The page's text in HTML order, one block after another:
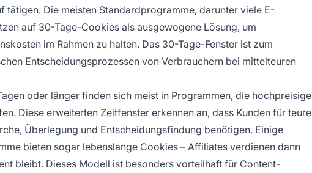
Die meisten Standardprogramme, darunter viele E-
auf 30-Tage-Cookies als ausgewogene Lösung, um
im Rahmen zu halten. Das 30-Tage-Fenster ist zum
Entscheidungsprozessen von Verbrauchern bei mittelteuren
oder länger finden sich meist in Programmen, die hochpreisige
Diese erweiterten Zeitfenster erkennen an, dass Kunden für teure
Überlegung und Entscheidungsfindung benötigen. Einige
bieten sogar lebenslange Cookies – Affiliates verdienen dann
bleibt. Dieses Modell ist besonders vorteilhaft für Content-